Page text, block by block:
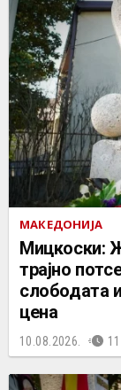
МАКЕДОНИЈА
Мицкоски:
трајно
слободата
цена
10.08.2026.